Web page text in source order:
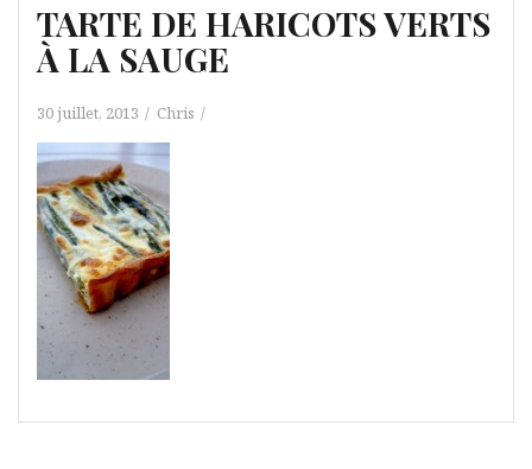
TARTE DE HARICOTS VERTS
À LA SAUGE
30 juillet, 2013 Chris